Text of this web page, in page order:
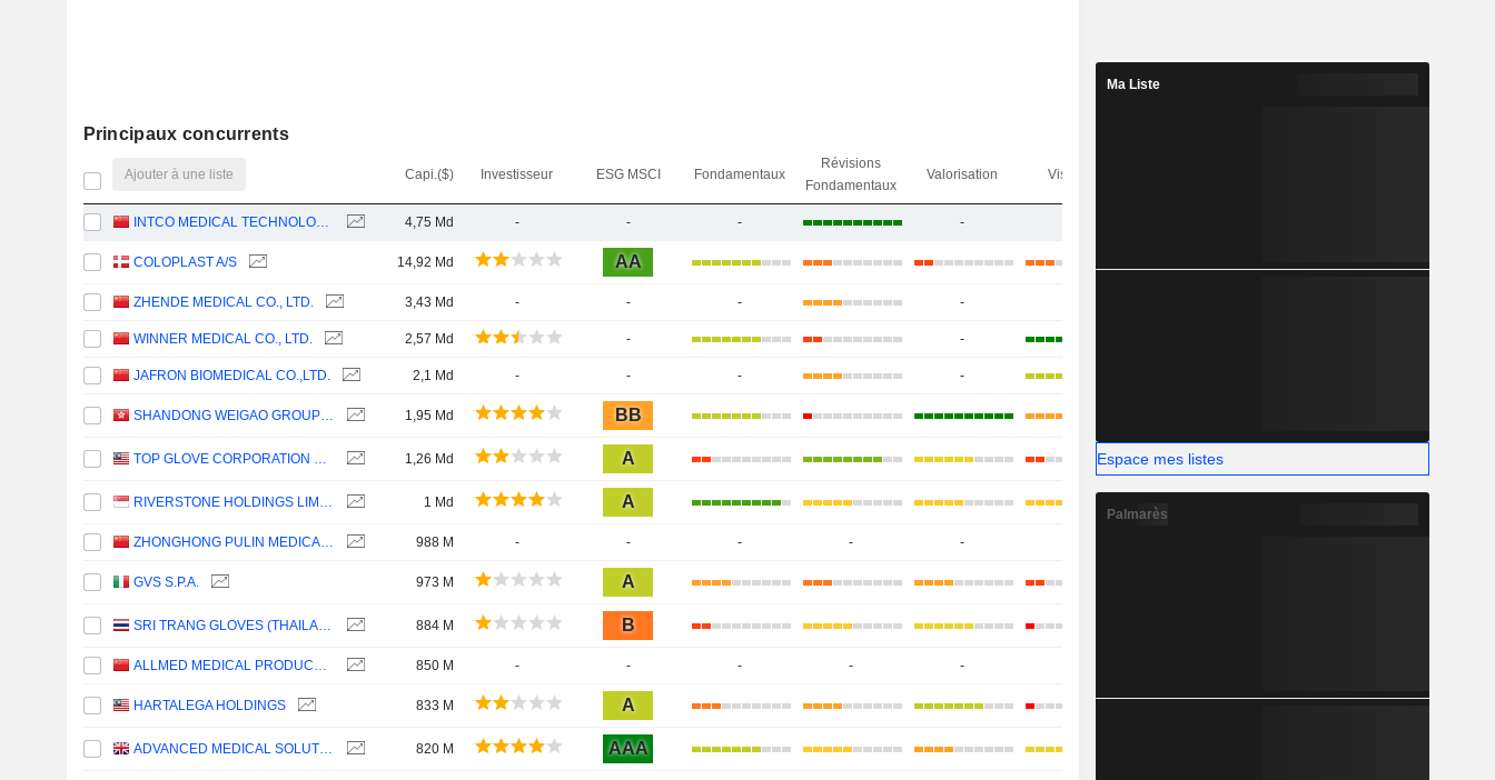
Principaux concurrents
Ajouter à une liste Capi.($) Investisseur ESG MSCI Fondamentaux
Révisions
Fondamentaux
Valorisation Visibilité
INTCO MEDICAL TECHNOLOGY CO., LTD. 4,75 Md - - - -
COLOPLAST A/S 14,92 Md AA
ZHENDE MEDICAL CO., LTD. 3,43 Md - - - -
WINNER MEDICAL CO., LTD. 2,57 Md - -
JAFRON BIOMEDICAL CO.,LTD. 2,1 Md - - - -
SHANDONG WEIGAO GROUP MEDICAL POLYMER COMPANY LIMITED 1,95 Md BB
TOP GLOVE CORPORATION BHD. 1,26 Md A
RIVERSTONE HOLDINGS LIMITED 1 Md A
ZHONGHONG PULIN MEDICAL PRODUCTS CO., LTD. 988 M - - - - -
GVS S.P.A. 973 M A
SRI TRANG GLOVES (THAILAND) 884 M B
ALLMED MEDICAL PRODUCTS CO.,LTD 850 M - - - - -
HARTALEGA HOLDINGS 833 M A
ADVANCED MEDICAL SOLUTIONS GROUP PLC 820 M AAA
Ma Liste
Espace mes listes
Palmarès